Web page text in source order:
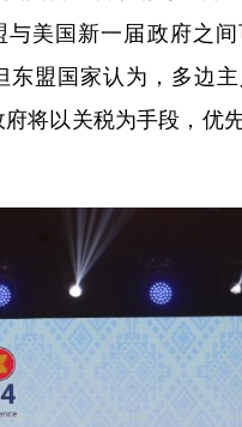
美国新一届政府之
东盟国家认为，多边
将以关税为手段，优